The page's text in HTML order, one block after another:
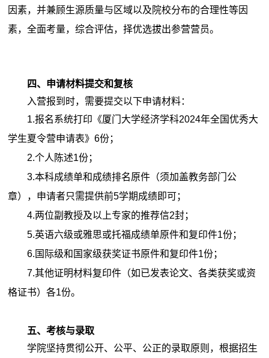
因素，并兼顾生源质量与区域以及院校分布的合理性等因
素，全面考量，综合评估，择优选拔出参营营员。
四、申请材料提交和复核
入营报到时，需要提交以下申请材料：
1.报名系统打印《厦门大学经济学科2024年全国优秀大
学生夏令营申请表》6份；
2.个人陈述1份；
3.本科成绩单和成绩排名原件（须加盖教务部门公
章），申请者只需提供前5学期成绩即可；
4.两位副教授及以上专家的推荐信2封；
5.英语六级或雅思或托福成绩单原件和复印件1份；
6.国际级和国家级获奖证书原件和复印件1份；
7.其他证明材料复印件（如已发表论文、各类获奖或资
格证书）各1份。
五、考核与录取
学院坚持贯彻公开、公平、公正的录取原则，根据招生